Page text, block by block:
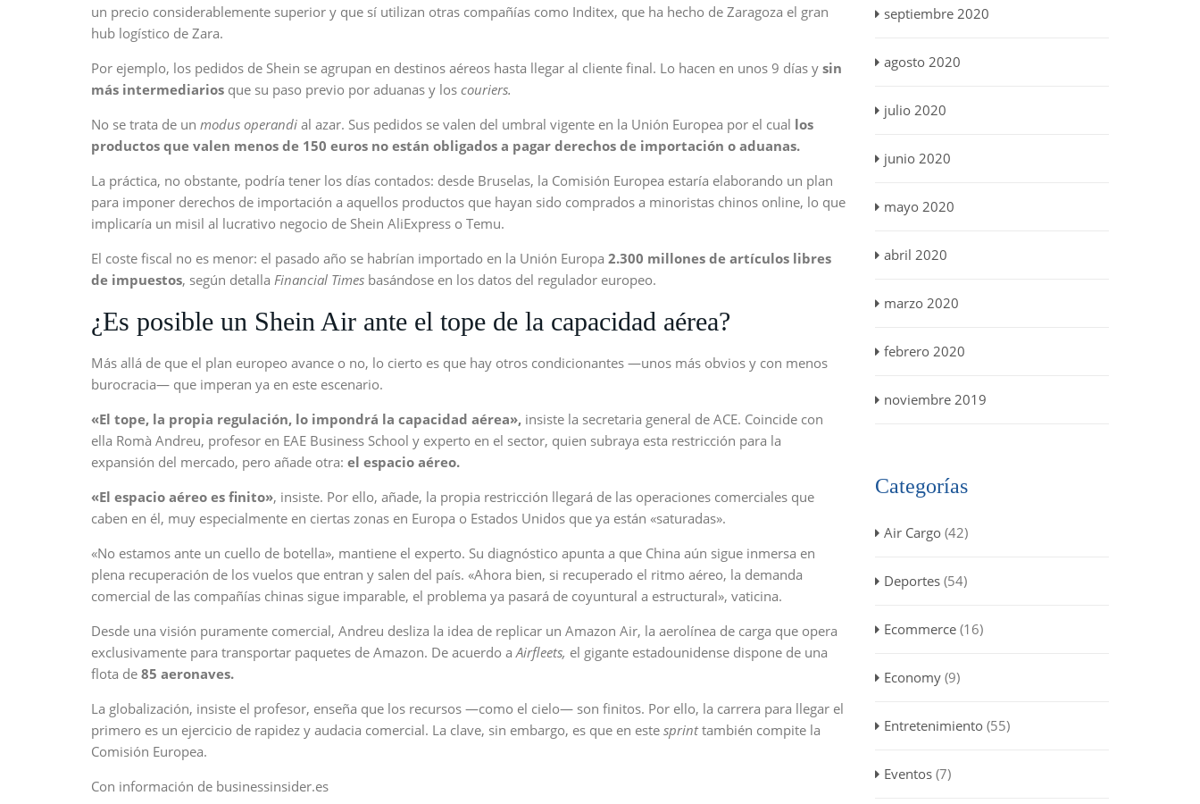
un precio considerablemente superior y que sí utilizan otras compañías como Inditex, que ha hecho de Zaragoza el gran
hub logístico de Zara.
Por ejemplo, los pedidos de Shein se agrupan en destinos aéreos hasta llegar al cliente final. Lo hacen en unos 9 días y sin
más intermediarios que su paso previo por aduanas y los couriers.
No se trata de un modus operandi al azar. Sus pedidos se valen del umbral vigente en la Unión Europea por el cual los
productos que valen menos de 150 euros no están obligados a pagar derechos de importación o aduanas.
La práctica, no obstante, podría tener los días contados: desde Bruselas, la Comisión Europea estaría elaborando un plan
para imponer derechos de importación a aquellos productos que hayan sido comprados a minoristas chinos online, lo que
implicaría un misil al lucrativo negocio de Shein AliExpress o Temu.
El coste fiscal no es menor: el pasado año se habrían importado en la Unión Europa 2.300 millones de artículos libres
de impuestos, según detalla Financial Times basándose en los datos del regulador europeo.
¿Es posible un Shein Air ante el tope de la capacidad aérea?
Más allá de que el plan europeo avance o no, lo cierto es que hay otros condicionantes —unos más obvios y con menos
burocracia— que imperan ya en este escenario.
«El tope, la propia regulación, lo impondrá la capacidad aérea», insiste la secretaria general de ACE. Coincide con
ella Romà Andreu, profesor en EAE Business School y experto en el sector, quien subraya esta restricción para la
expansión del mercado, pero añade otra: el espacio aéreo.
«El espacio aéreo es finito», insiste. Por ello, añade, la propia restricción llegará de las operaciones comerciales que
caben en él, muy especialmente en ciertas zonas en Europa o Estados Unidos que ya están «saturadas».
«No estamos ante un cuello de botella», mantiene el experto. Su diagnóstico apunta a que China aún sigue inmersa en
plena recuperación de los vuelos que entran y salen del país. «Ahora bien, si recuperado el ritmo aéreo, la demanda
comercial de las compañías chinas sigue imparable, el problema ya pasará de coyuntural a estructural», vaticina.
Desde una visión puramente comercial, Andreu desliza la idea de replicar un Amazon Air, la aerolínea de carga que opera
exclusivamente para transportar paquetes de Amazon. De acuerdo aAirfleets, el gigante estadounidense dispone de una
flota de 85 aeronaves.
La globalización, insiste el profesor, enseña que los recursos —como el cielo— son finitos. Por ello, la carrera para llegar el
primero es un ejercicio de rapidez y audacia comercial. La clave, sin embargo, es que en este sprinttambién compite la
Comisión Europea.
Con información de businessinsider.es
septiembre 2020
agosto 2020
julio 2020
junio 2020
mayo 2020
abril 2020
marzo 2020
febrero 2020
noviembre 2019
Categorías
Air Cargo(42)
Deportes(54)
Ecommerce(16)
Economy(9)
Entretenimiento(55)
Eventos(7)